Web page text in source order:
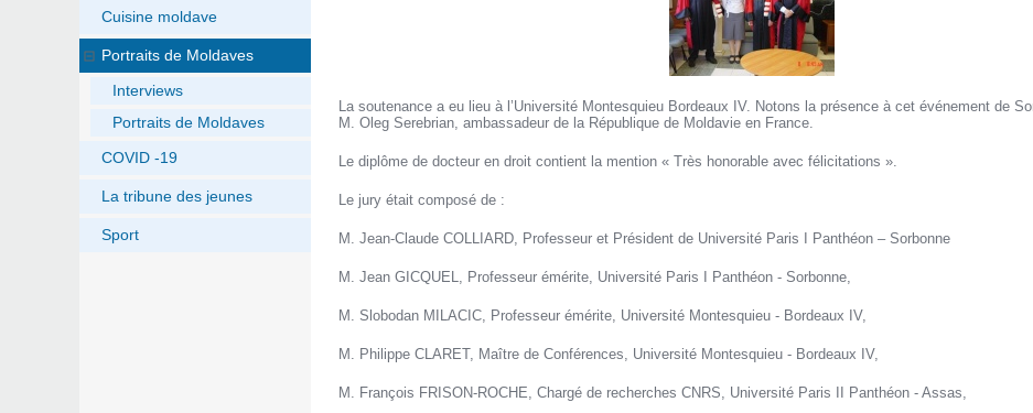
La soutenance a eu lieu à l’Université Montesquieu Bordeaux IV. Notons la présence à cet événement de
M. Oleg Serebrian, ambassadeur de la République de Moldavie en France.
Le diplôme de docteur en droit contient la mention « Très honorable avec félicitations ».
Le jury était composé de :
M. Jean-Claude COLLIARD, Professeur et Président de Université Paris I Panthéon – Sorbonne
M. Jean GICQUEL, Professeur émérite, Université Paris I Panthéon - Sorbonne,
M. Slobodan MILACIC, Professeur émérite, Université Montesquieu - Bordeaux IV,
M. Philippe CLARET, Maître de Conférences, Université Montesquieu - Bordeaux IV,
M. François FRISON-ROCHE, Chargé de recherches CNRS, Université Paris II Panthéon - Assas,
Cuisine moldave
Portraits de Moldaves
Interviews
Portraits de Moldaves
COVID -19
La tribune des jeunes
Sport